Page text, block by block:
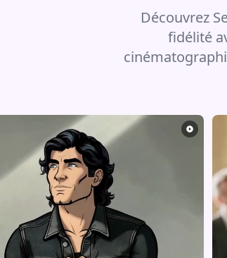
Découvrez
fidélité